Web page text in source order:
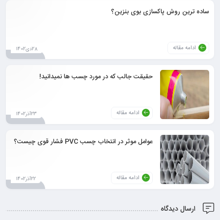
ساده ترین روش پاکسازی بوی بنزین؟
ادامه مقاله 28دی1402
حقیقت جالب که در مورد چسب ها نمیدانید!
ادامه مقاله 23آذر1402
عوامل موثر در انتخاب چسب PVC فشار قوی چیست؟
ادامه مقاله 22آذر1402
ارسال دیدگاه